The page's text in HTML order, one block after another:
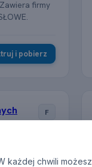
firmy
i pobierz
F
każdej chwili możesz